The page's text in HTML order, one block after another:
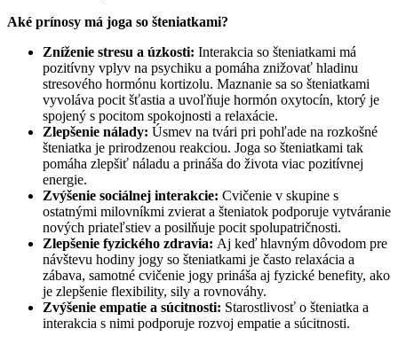
Aké prínosy má joga so šteniatkami?
Zníženie stresu a úzkosti: Interakcia so šteniatkami má
pozitívny vplyv na psychiku a pomáha znižovať hladinu
stresového hormónu kortizolu. Maznanie sa so šteniatkami
vyvoláva pocit šťastia a uvoľňuje hormón oxytocín, ktorý je
spojený s pocitom spokojnosti a relaxácie.
Zlepšenie nálady: Úsmev na tvári pri pohľade na rozkošné
šteniatka je prirodzenou reakciou. Joga so šteniatkami tak
pomáha zlepšiť náladu a prináša do života viac pozitívnej
energie.
Zvýšenie sociálnej interakcie: Cvičenie v skupine s
ostatnými milovníkmi zvierat a šteniatok podporuje vytváranie
nových priateľstiev a posilňuje pocit spolupatričnosti.
Zlepšenie fyzického zdravia: Aj keď hlavným dôvodom pre
návštevu hodiny jogy so šteniatkami je často relaxácia a
zábava, samotné cvičenie jogy prináša aj fyzické benefity, ako
je zlepšenie flexibility, sily a rovnováhy.
Zvýšenie empatie a súcitnosti: Starostlivosť o šteniatka a
interakcia s nimi podporuje rozvoj empatie a súcitnosti.